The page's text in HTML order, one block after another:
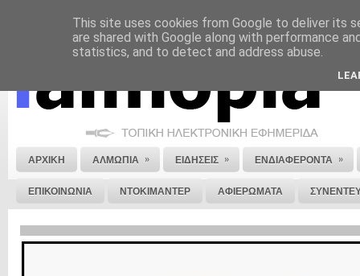
ΝΟΜΙΚΗ ΣΗΜΕΙΩΣΗ ΔΙΑΦΗΜΙΣΗ ΕΠΙΚΟΙΝΩΝΙΑ ΣΤΕΙΛΕ ΜΑΣ
ΑΡΧΙΚΗ ΑΛΜΩΠΙΑ » ΕΙΔΗΣΕΙΣ » ΕΝΔΙΑΦΕΡΟΝΤΑ »
ΕΠΙΚΟΙΝΩΝΙΑ ΝΤΟΚΙΜΑΝΤΕΡ ΑΦΙΕΡΩΜΑΤΑ
This site uses cookies from Google to deliver its
are shared with Google along with performance
statistics, and to detect and address abuse.